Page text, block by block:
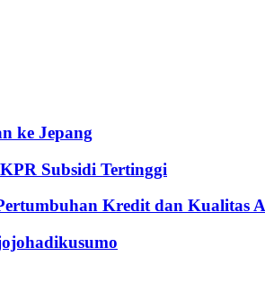
ke Jepang
Subsidi Tertinggi
Kredit dan Kualitas